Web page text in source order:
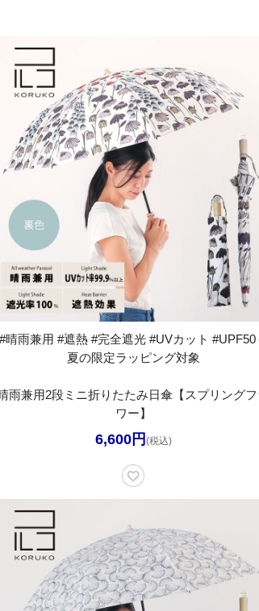
#晴雨兼用 #遮熱 #完全遮光 #UVカット #UPF50
夏の限定ラッピング対象
雨兼用2段ミニ折りたたみ日傘【スプリング
ワー】
6,600円 (税込)